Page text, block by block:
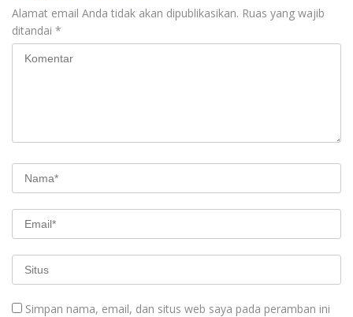
Alamat email Anda tidak akan dipublikasikan. Ruas yang wajib
ditandai *
Simpan nama, email, dan situs web saya pada peramban ini